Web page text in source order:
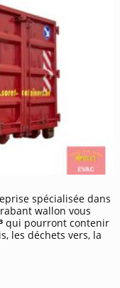
spécialisée dans
wallon vous
qui pourront contenir
les déchets vers, la